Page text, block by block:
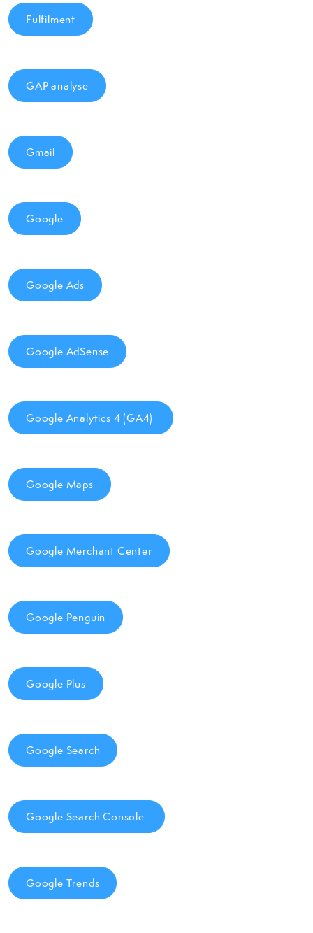
Fulfilment
GAP analyse
Gmail
Google
Google Ads
Google AdSense
Google Analytics 4 (GA4)
Google Maps
Google Merchant Center
Google Penguin
Google Plus
Google Search
Google Search Console
Google Trends